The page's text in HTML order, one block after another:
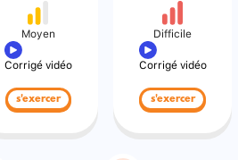
Moyen
Corrigé vidéo
s'exercer
Difficile
Corrigé vidéo
s'exercer